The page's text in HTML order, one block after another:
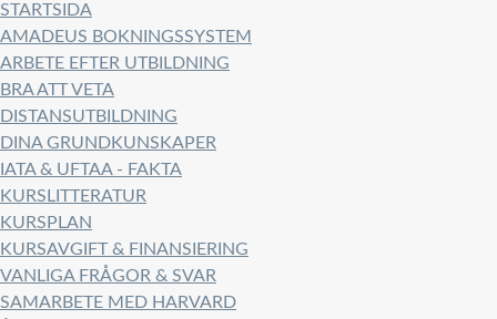
STARTSIDA
AMADEUS BOKNINGSSYSTEM
ARBETE EFTER UTBILDNING
BRA ATT VETA
DISTANSUTBILDNING
DINA GRUNDKUNSKAPER
IATA & UFTAA - FAKTA
KURSLITTERATUR
KURSPLAN
KURSAVGIFT & FINANSIERING
VANLIGA FRÅGOR & SVAR
SAMARBETE MED HARVARD